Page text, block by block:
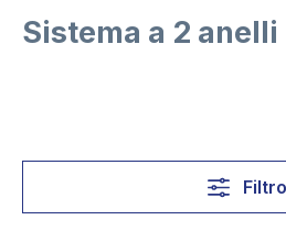
Sistema a 2 anelli
Filtro